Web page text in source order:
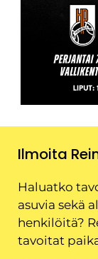
Ilmoita
Haluatko
asuvia sekä
henkilöitä?
tavoitat